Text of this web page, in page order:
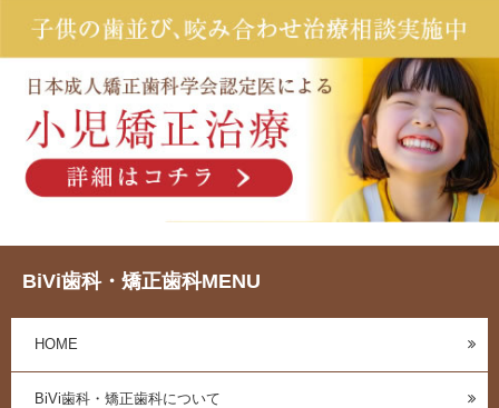
BiVi歯科・矯正歯科MENU
HOME
BiVi歯科・矯正歯科について